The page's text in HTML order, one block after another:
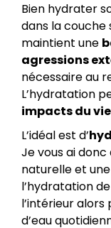
Bien hydrater
dans la couche
maintient une
agressions
nécessaire au
L’hydratation
impacts du
L’idéal est d’
Je vous ai
naturelle et une
l’hydratation
l’intérieur alors
d’eau